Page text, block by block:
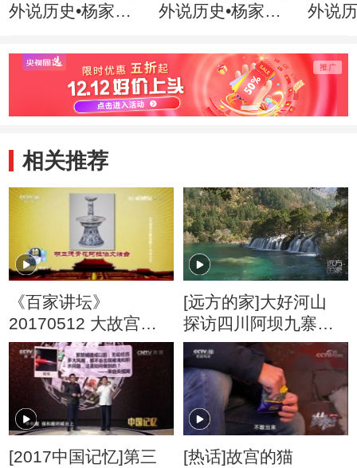
外说历史•杨家将
外说历史•杨家将
外说
相关推荐
《百家讲坛》
20170512 大故宫
（第四部）（8）高峰
迭起
[远方的家]大好河山
探访四川阿坝九寨沟
钙华瀑布
[2017中国记忆]第三
[热话]故宫的猫